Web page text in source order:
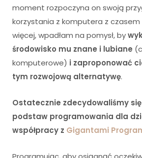
moment rozpoczyna on swoją
korzystania z komputera z
więcej, wpadłam na pomysł, by
środowisko mu znane i lubiane
komputerowe) i zaproponować
tym rozwojową alternatywę.
Ostatecznie zdecydowaliśmy
podstaw programowania dla
współpracy z Gigantami